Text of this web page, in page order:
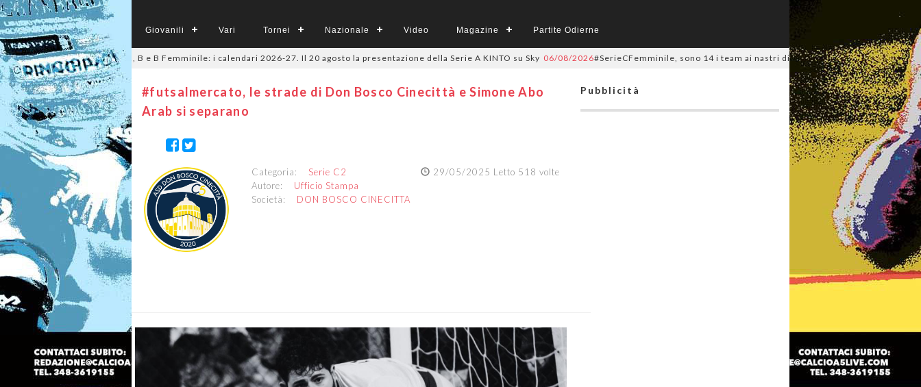
Giovanili Vari Tornei Nazionale Video Magazine Partite Odierne
A Tesys, A2 Élite, A2, B e B Femminile: i calendari 2026-27. Il 20 agosto la presentazione della Serie A KINTO su Sky 06/08/2026#SerieCFemminile, sono 14 i team ai nastri di partenza: l'elenco delle partecipanti
#futsalmercato, le strade di Don Bosco Cinecittà e Simone Abo
Arab si separano
29/05/2025 Letto 518 volte
Categoria: Serie C2
Autore: Ufficio Stampa
Società: DON BOSCO CINECITTA
Pubblicità